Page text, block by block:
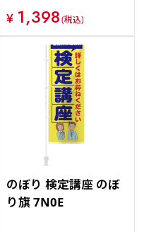
¥ 1,398(税込)
のぼり 検定講座 のぼ
り旗 7N0E